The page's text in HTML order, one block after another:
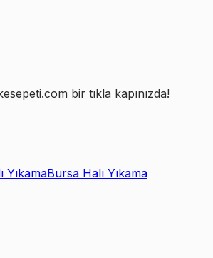
bir tıkla kapınızda!
YıkamaBursa Halı Yıkama